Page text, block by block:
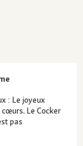
: Le joyeux
Le Cocker
pas